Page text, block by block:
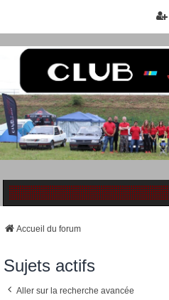
Accueil du forum
Sujets actifs
Aller sur la recherche avancée